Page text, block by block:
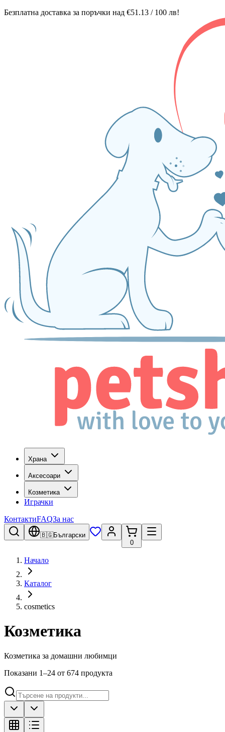
Безплатна доставка за поръчки над €51.13 / 100 лв!
Храна
Аксесоари
Козметика
Играчки
КонтактиFAQЗа нас
🇧🇬Български
0
Начало
Каталог
cosmetics
Козметика
Козметика за домашни любимци
Показани 1–24 от 674 продукта